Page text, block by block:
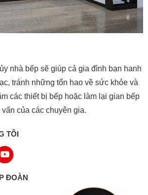
nhà bếp sẽ giúp cả gia đình bạn hanh
tránh những tổn hao về sức khỏe và
các thiết bị bếp hoặc làm lại gian bếp
của các chuyên gia.
TÔI
ĐOÀN